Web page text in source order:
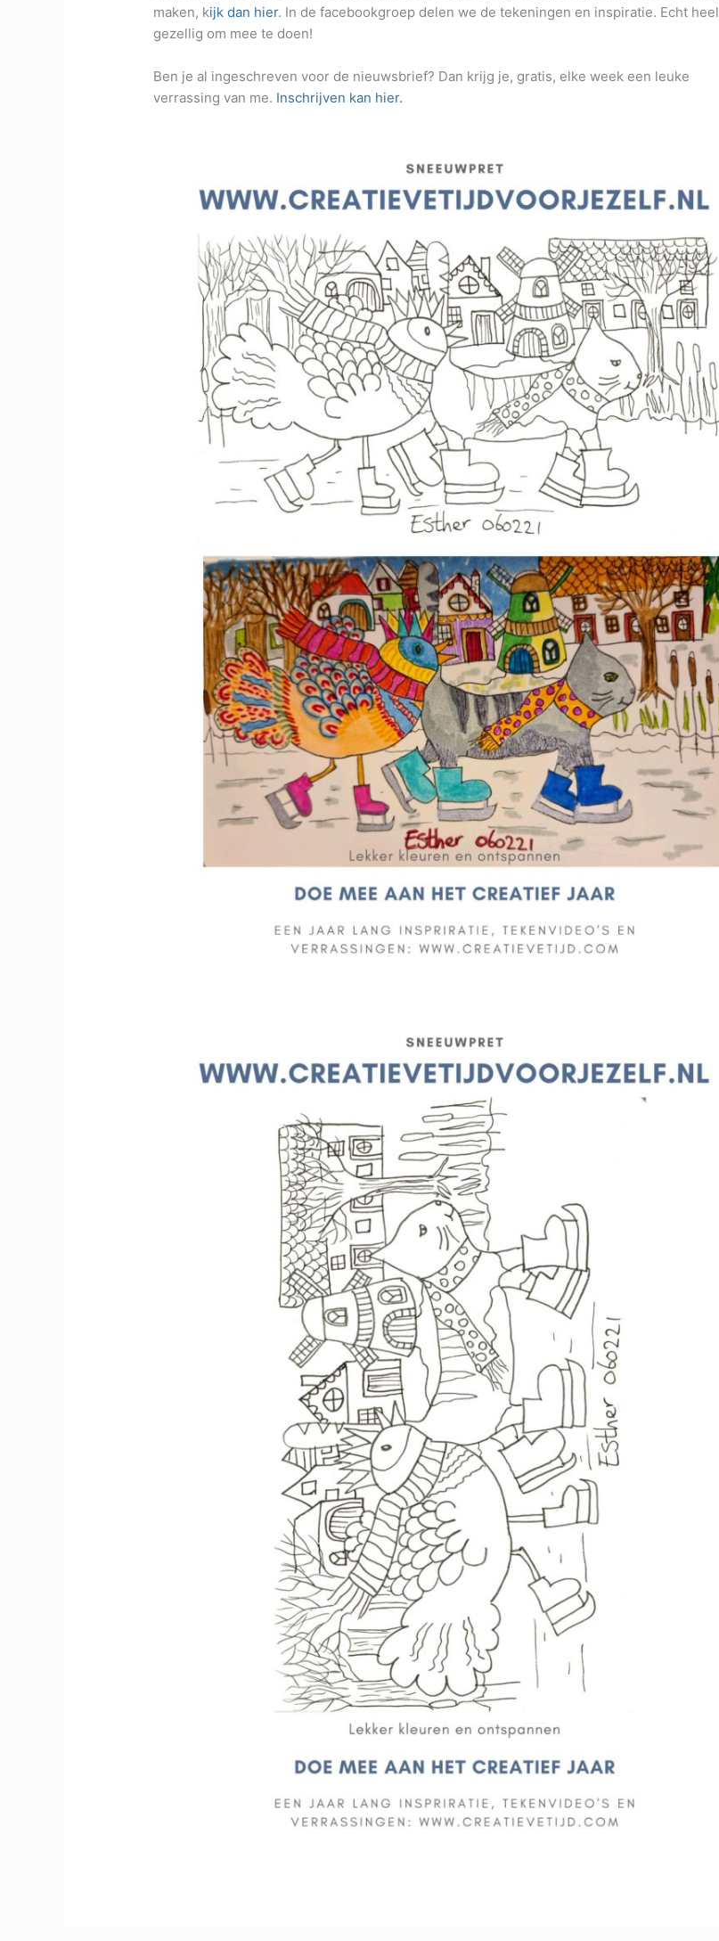
maken, kijk dan hier. In de facebookgroep delen we de tekeningen en inspiratie. Echt heel
gezellig om mee te doen!
Ben je al ingeschreven voor de nieuwsbrief? Dan krijg je, gratis, elke week een leuke
verrassing van me. Inschrijven kan hier.